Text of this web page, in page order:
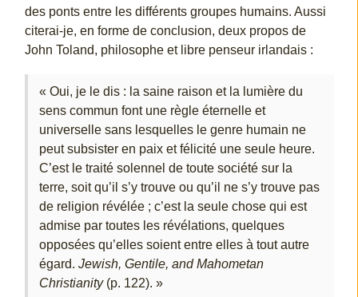
des ponts entre les différents groupes humains. Aussi
citerai-je, en forme de conclusion, deux propos de
John Toland, philosophe et libre penseur irlandais :
« Oui, je le dis : la saine raison et la lumière du
sens commun font une règle éternelle et
universelle sans lesquelles le genre humain ne
peut subsister en paix et félicité une seule heure.
C’est le traité solennel de toute société sur la
terre, soit qu’il s’y trouve ou qu’il ne s’y trouve pas
de religion révélée ; c’est la seule chose qui est
admise par toutes les révélations, quelques
opposées qu’elles soient entre elles à tout autre
égard. Jewish, Gentile, and Mahometan
Christianity(p. 122). »